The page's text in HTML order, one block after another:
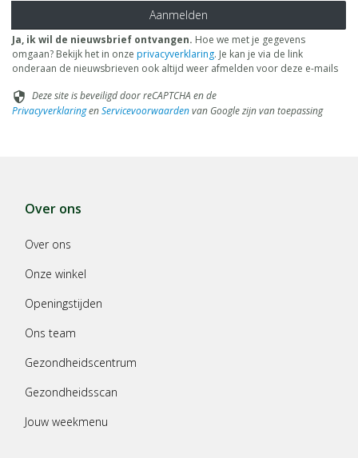
Aanmelden
Ja, ik wil de nieuwsbrief ontvangen. Hoe we met je gegevens
omgaan? Bekijk het in onze privacyverklaring. Je kan je via de link
onderaan de nieuwsbrieven ook altijd weer afmelden voor deze e-mails
security Deze site is beveiligd door reCAPTCHA en de
PrivacyverklaringenServicevoorwaardenvan Google zijn van toepassing
Over ons
Over ons
Onze winkel
Openingstijden
Ons team
Gezondheidscentrum
Gezondheidsscan
Jouw weekmenu